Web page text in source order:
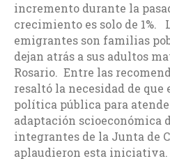
incremento durante la
crecimiento es solo de 1%.
emigrantes son familias
dejan atrás a sus adultos
Rosario. Entre las
resaltó la necesidad de que
política pública para
adaptación scioeconómica
integrantes de la Junta de
aplaudieron esta iniciativa.